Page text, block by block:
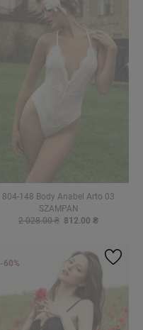
804-148 Body Anabel Arto 03
SZAMPAN
2 028.00 ₴ 812.00 ₴
-60%